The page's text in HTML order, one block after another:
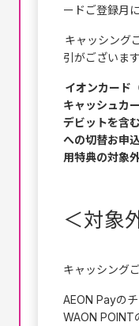
ードご登録月
キャッシング
引がございます
イオンカード
キャッシュカ
デビットを含
への切替お申
用特典の対象
＜対象
キャッシング
AEON Payの
WAON POINT